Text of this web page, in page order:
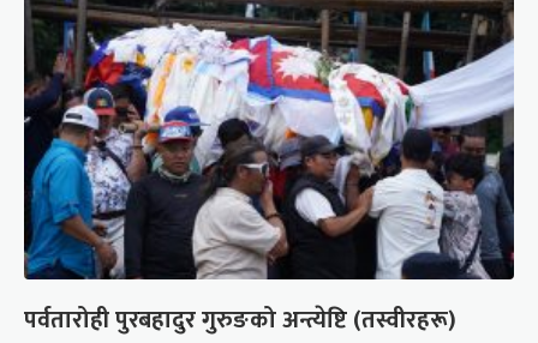
पर्वतारोही पुरबहादुर गुरुङको अन्त्येष्टि (तस्वीरहरू)